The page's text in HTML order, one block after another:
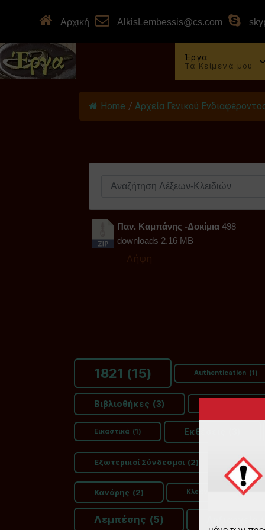
Αρχική AlkisLembessis@cs.com
Έργα
Τα Κείμενά μου
Home / Αρχεία Γενικού
Παν. Καμπάνης -Δοκίμια 498
downloads 2.16 MB
Λήψη
1821 (15) Authentication (1)
Βιβλιοθήκες (3)
Εικαστικά (1) Εκθέσεις
Εξωτερικοί Σύνδεσμοι (2)
Κανάρης (2) Κλεάνθης
Λεμπέσης (5)